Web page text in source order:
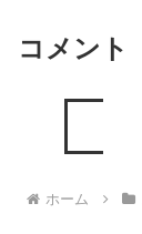
コメント
ホーム